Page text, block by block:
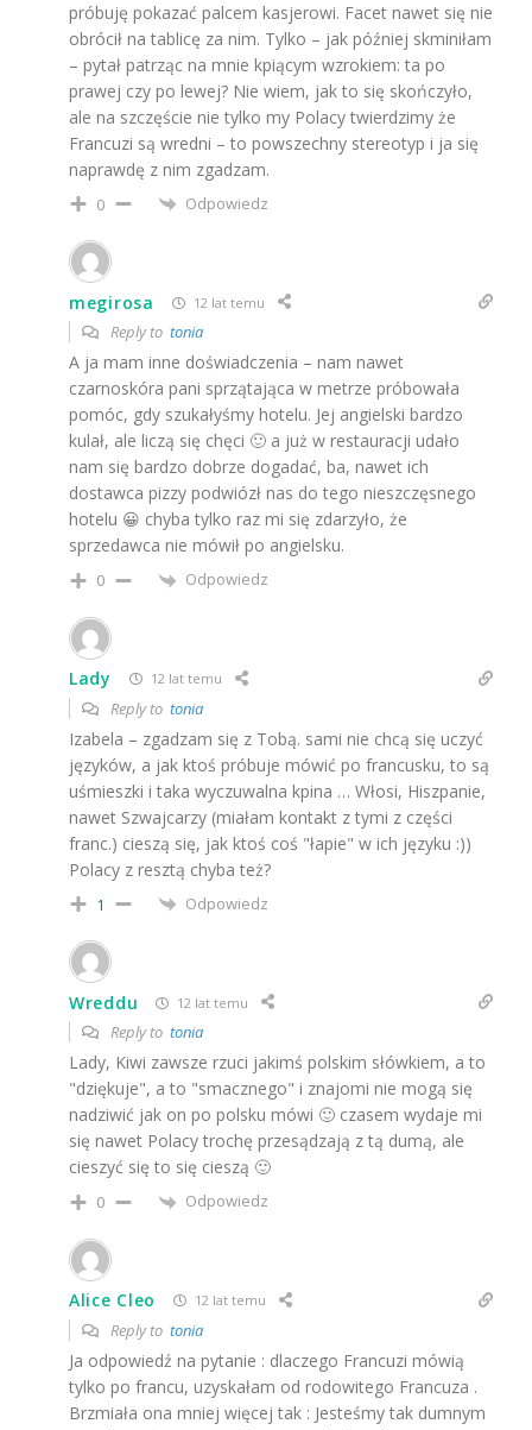
próbuję pokazać palcem kasjerowi. Facet nawet się nie
obrócił na tablicę za nim. Tylko – jak później skminiłam
– pytał patrząc na mnie kpiącym wzrokiem: ta po
prawej czy po lewej? Nie wiem, jak to się skończyło,
ale na szczęście nie tylko my Polacy twierdzimy że
Francuzi są wredni – to powszechny stereotyp i ja się
naprawdę z nim zgadzam.
0 Odpowiedz
megirosa 12 lat temu
Reply to tonia
A ja mam inne doświadczenia – nam nawet
czarnoskóra pani sprzątająca w metrze próbowała
pomóc, gdy szukałyśmy hotelu. Jej angielski bardzo
kulał, ale liczą się chęci 🙂 a już w restauracji udało
nam się bardzo dobrze dogadać, ba, nawet ich
dostawca pizzy podwiózł nas do tego nieszczęsnego
hotelu 😀 chyba tylko raz mi się zdarzyło, że
sprzedawca nie mówił po angielsku.
0 Odpowiedz
Lady 12 lat temu
Reply to tonia
Izabela – zgadzam się z Tobą. sami nie chcą się uczyć
języków, a jak ktoś próbuje mówić po francusku, to są
uśmieszki i taka wyczuwalna kpina … Włosi, Hiszpanie,
nawet Szwajcarzy (miałam kontakt z tymi z części
franc.) cieszą się, jak ktoś coś "łapie" w ich języku :))
Polacy z resztą chyba też?
1 Odpowiedz
Wreddu 12 lat temu
Reply to tonia
Lady, Kiwi zawsze rzuci jakimś polskim słówkiem, a to
"dziękuje", a to "smacznego" i znajomi nie mogą się
nadziwić jak on po polsku mówi 🙂 czasem wydaje mi
się nawet Polacy trochę przesądzają z tą dumą, ale
cieszyć się to się cieszą 🙂
0 Odpowiedz
Alice Cleo 12 lat temu
Reply to tonia
Ja odpowiedź na pytanie : dlaczego Francuzi mówią
tylko po francu, uzyskałam od rodowitego Francuza .
Brzmiała ona mniej więcej tak : Jesteśmy tak dumnym